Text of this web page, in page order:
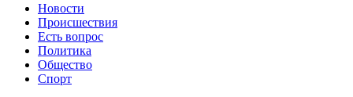
Новости
Происшествия
Есть вопрос
Политика
Общество
Спорт